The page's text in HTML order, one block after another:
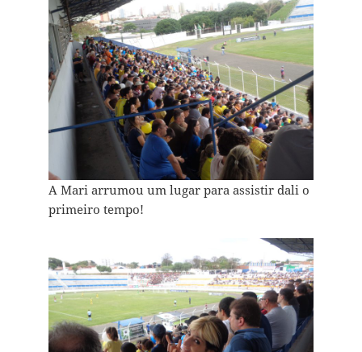
A Mari arrumou um lugar para assistir dali o
primeiro tempo!